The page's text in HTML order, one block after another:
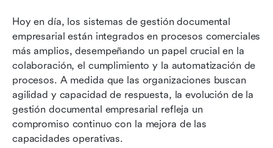
Hoy en día, los sistemas de gestión documental
empresarial están integrados en procesos comerciales
más amplios, desempeñando un papel crucial en la
colaboración, el cumplimiento y la automatización de
procesos. A medida que las organizaciones buscan
agilidad y capacidad de respuesta, la evolución de la
gestión documental empresarial refleja un
compromiso continuo con la mejora de las
capacidades operativas.